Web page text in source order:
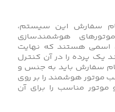
سفارش این سیستم،
هوشمندسازی
اسمی هستند که نهایت
یک پرده را در آن کنترل
سفارش باید به جنس و
موتور هوشمند را بر روی
مناسب را برای آن